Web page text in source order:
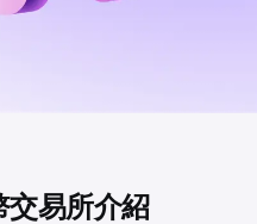
交易所介紹